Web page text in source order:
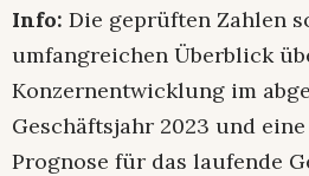
Info: Die geprüften Zahlen
umfangreichen Überblick
Konzernentwicklung im
Geschäftsjahr 2023 und
Prognose für das laufende